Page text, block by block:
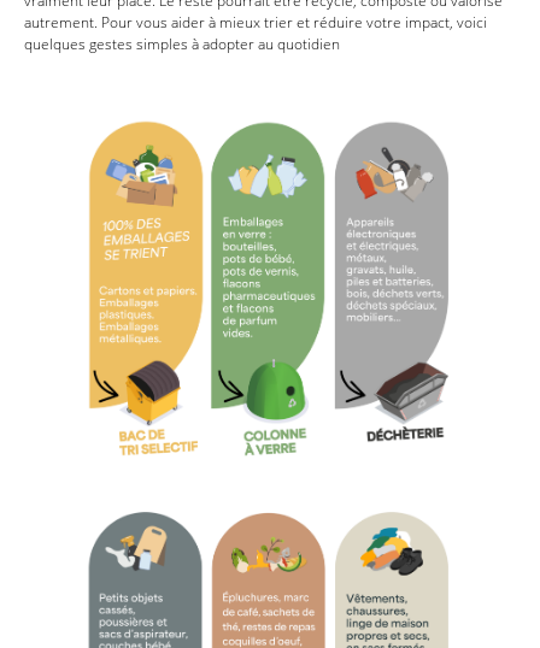
autrement. Pour vous aider à mieux trier et réduire votre impact, voici
quelques gestes simples à adopter au quotidien